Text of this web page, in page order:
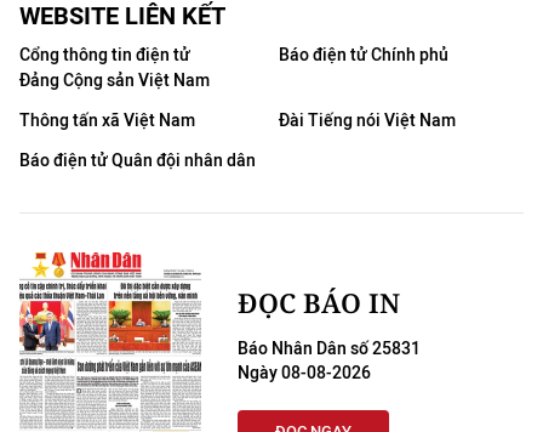
WEBSITE LIÊN KẾT
Cổng thông tin điện tử
Đảng Cộng sản Việt Nam
Báo điện tử Chính phủ
Thông tấn xã Việt Nam
Đài Tiếng nói Việt Nam
Báo điện tử Quân đội nhân dân
ĐỌC BÁO IN
Báo Nhân Dân số 25831
Ngày 08-08-2026